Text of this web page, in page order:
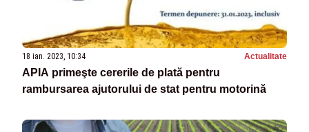
18 ian. 2023, 10:34 Actualitate
APIA primeşte cererile de plată pentru
rambursarea ajutorului de stat pentru motorină